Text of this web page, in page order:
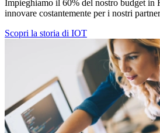
Impieghiamo il 60% del nostro budget in
innovare costantemente per i nostri
Scopri la storia di IOT